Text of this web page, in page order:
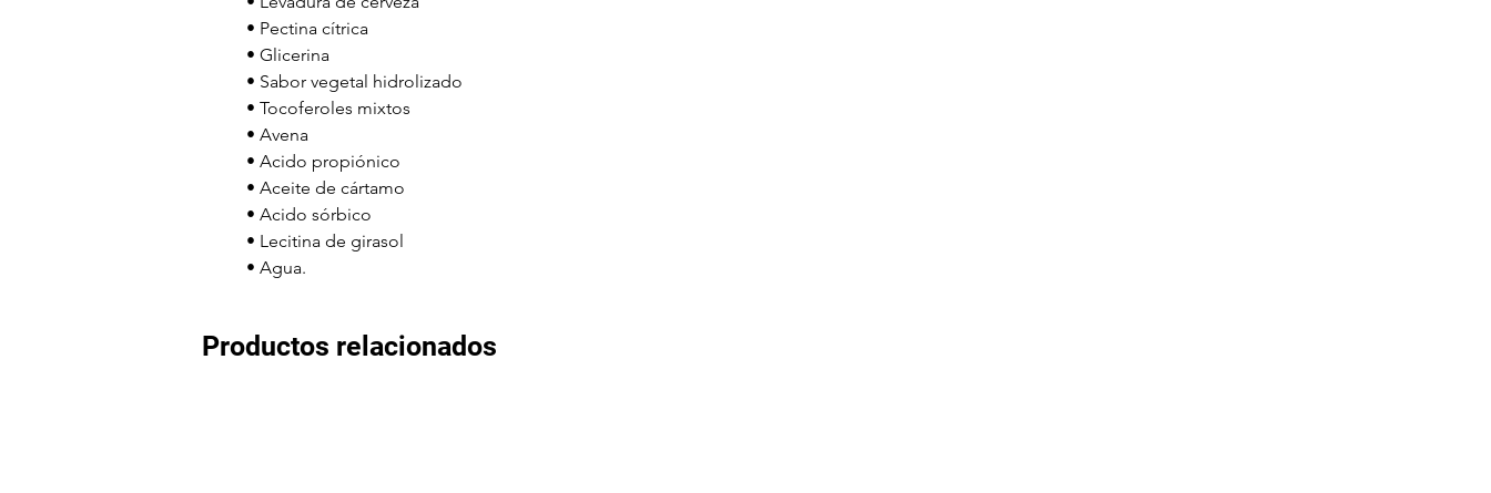
• Pectina cítrica
• Glicerina
• Sabor vegetal hidrolizado
• Tocoferoles mixtos
• Avena
• Acido propiónico
• Aceite de cártamo
• Acido sórbico
• Lecitina de girasol
• Agua.
Productos relacionados